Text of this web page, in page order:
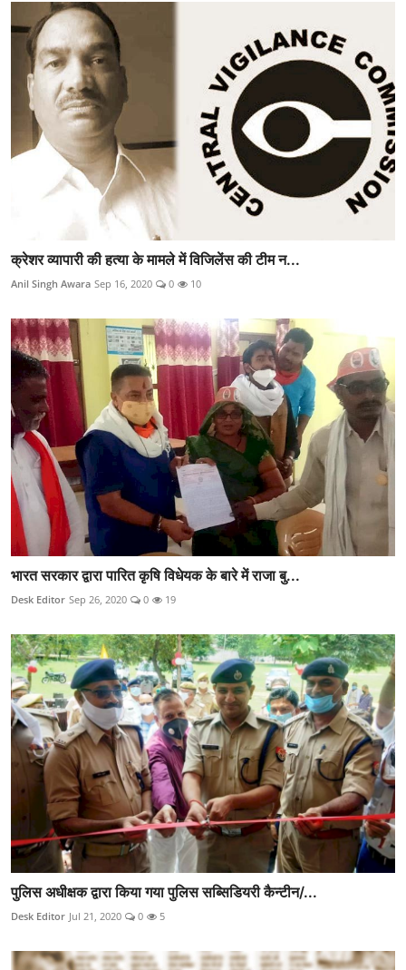
क्रेशर व्यापारी की हत्या के मामले में विजिलेंस की टीम न...
Anil Singh Awara Sep 16, 2020 0 10
भारत सरकार द्वारा पारित कृषि विधेयक के बारे में राजा बु...
Desk Editor Sep 26, 2020 0 19
पुलिस अधीक्षक द्वारा किया गया पुलिस सब्सिडियरी कैन्टीन/...
Desk Editor Jul 21, 2020 0 5